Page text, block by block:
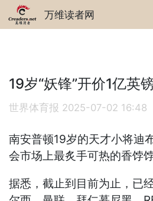
万维读者网
19岁“妖锋”开价1亿英
世界体育报 2025-07-02 16:48
南安普顿19岁的天才小将迪
会市场上最炙手可热的香饽饽
据悉，截止到目前为止，已